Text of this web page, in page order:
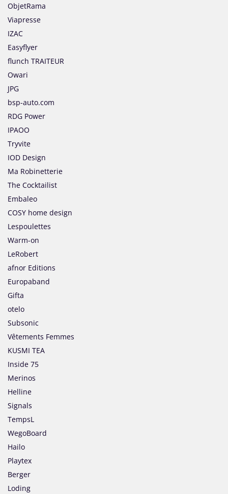
ObjetRama
Viapresse
IZAC
Easyflyer
flunch TRAITEUR
Owari
JPG
bsp-auto.com
RDG Power
IPAOO
Tryvite
IOD Design
Ma Robinetterie
The Cocktailist
Embaleo
COSY home design
Lespoulettes
Warm-on
LeRobert
afnor Editions
Europaband
Gifta
otelo
Subsonic
Vêtements Femmes
KUSMI TEA
Inside 75
Merinos
Helline
Signals
TempsL
WegoBoard
Hailo
Playtex
Berger
Loding